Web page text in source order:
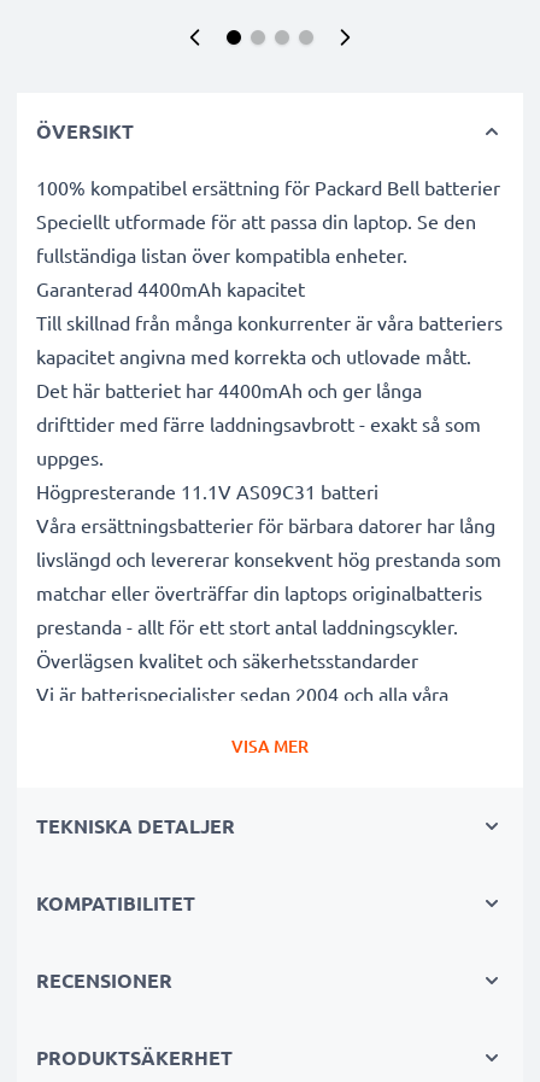
ÖVERSIKT
100% kompatibel ersättning för Packard Bell batterier
Speciellt utformade för att passa din laptop. Se den
fullständiga listan över kompatibla enheter.
Garanterad 4400mAh kapacitet
Till skillnad från många konkurrenter är våra batteriers
kapacitet angivna med korrekta och utlovade mått.
Det här batteriet har 4400mAh och ger långa
drifttider med färre laddningsavbrott - exakt så som
uppges.
Högpresterande 11.1V AS09C31 batteri
Våra ersättningsbatterier för bärbara datorer har lång
livslängd och levererar konsekvent hög prestanda som
matchar eller överträffar din laptops originalbatteris
prestanda - allt för ett stort antal laddningscykler.
Överlägsen kvalitet och säkerhetsstandarder
Vi är batterispecialister sedan 2004 och alla våra
mer därtill. Det är därför de levereras med 3 års
Det hållbara valet
VISA MER
TEKNISKA DETALJER
KOMPATIBILITET
RECENSIONER
PRODUKTSÄKERHET